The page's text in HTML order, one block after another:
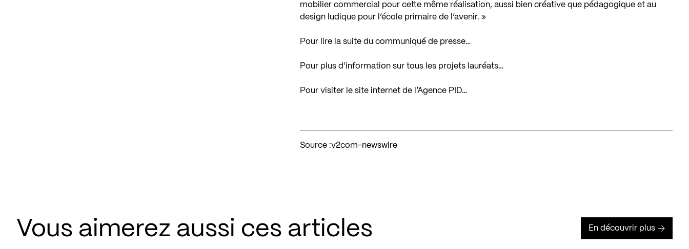
mobilier commercial pour cette même réalisation, aussi bien créative que pédagogique et au
design ludique pour l’école primaire de l’avenir. »
Pour lire la suite du communiqué de presse…
Pour plus d’information sur tous les projets lauréats…
Pour visiter le site internet de l’Agence PID…
Source :v2com-newswire
Vous aimerez aussi ces articles En découvrir plus